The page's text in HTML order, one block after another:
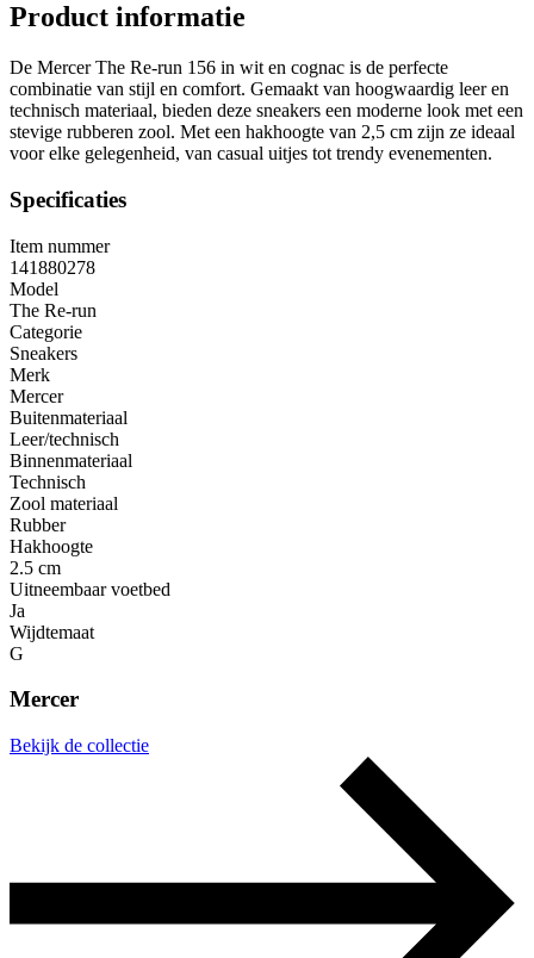
Product informatie
De Mercer The Re-run 156 in wit en cognac is de perfecte
combinatie van stijl en comfort. Gemaakt van hoogwaardig leer en
technisch materiaal, bieden deze sneakers een moderne look met een
stevige rubberen zool. Met een hakhoogte van 2,5 cm zijn ze ideaal
voor elke gelegenheid, van casual uitjes tot trendy evenementen.
Specificaties
Item nummer
141880278
Model
The Re-run
Categorie
Sneakers
Merk
Mercer
Buitenmateriaal
Leer/technisch
Binnenmateriaal
Technisch
Zool materiaal
Rubber
Hakhoogte
2.5 cm
Uitneembaar voetbed
Ja
Wijdtemaat
G
Mercer
Bekijk de collectie